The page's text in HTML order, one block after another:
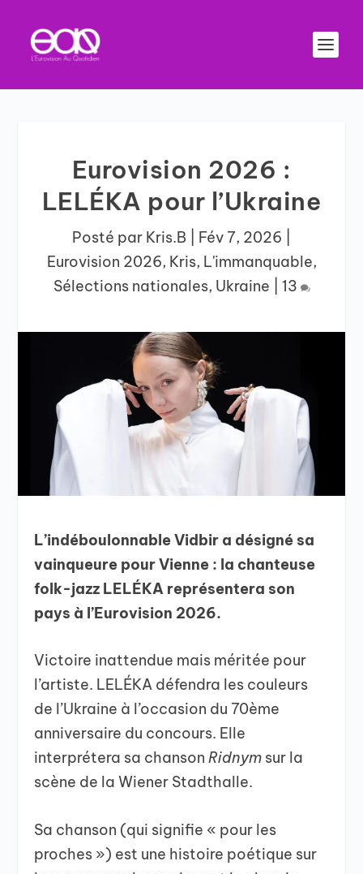
Eurovision 2026 :
LELÉKA pour l’Ukraine
Posté par Kris.B Fév 7, 2026
Eurovision 2026, Kris, L'immanquable,
Sélections nationales, Ukraine 13
L’indéboulonnable Vidbir a désigné sa
vainqueure pour Vienne : la chanteuse
folk-jazz LELÉKA représentera son
pays à l’Eurovision 2026.
Victoire inattendue mais méritée pour
l’artiste. LELÉKA défendra les couleurs
de l’Ukraine à l’occasion du 70ème
anniversaire du concours. Elle
interprétera sa chansonRidnym sur la
scène de la Wiener Stadthalle.
Sa chanson (qui signifie « pour les
proches ») est une histoire poétique sur